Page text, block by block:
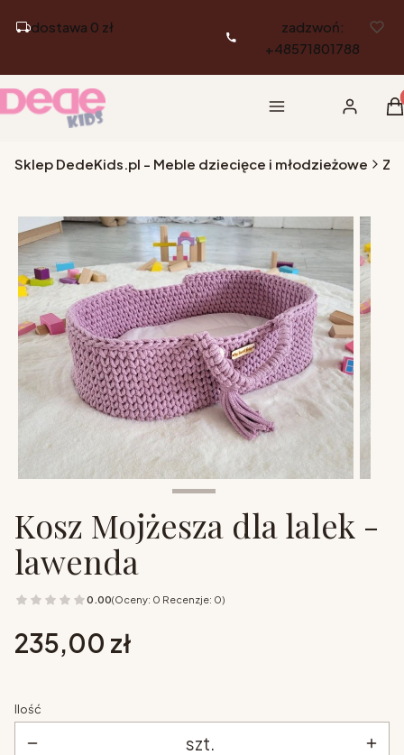
dostawa 0 zł
zadzwoń:
+48571801788
Menu Zaloguj się
Sklep DedeKids.pl - Meble dziecięce i młodzieżowe
Kosz Mojżesza dla lalek -
lawenda
0.00(Oceny: 0 Recenzje: 0)
Cena
235,00 zł
Ilość
szt.